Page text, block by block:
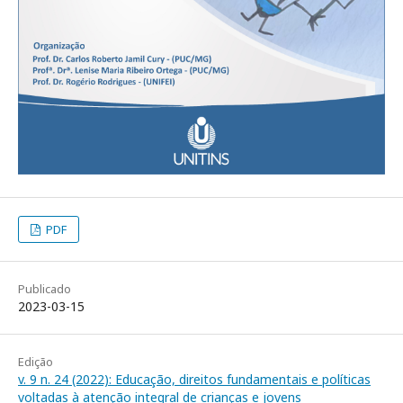
PDF
Publicado
2023-03-15
Edição
v. 9 n. 24 (2022): Educação, direitos fundamentais e políticas
voltadas à atenção integral de crianças e jovens